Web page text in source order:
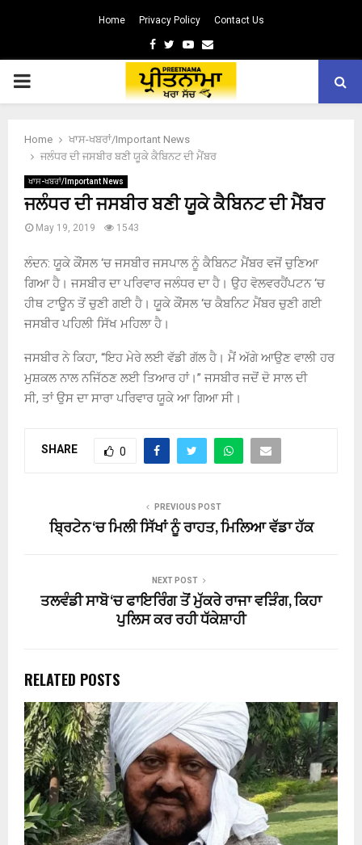
Home Privacy Policy Contact Us
Facebook
TwitterYoutube
Email
PRIMARY
Home
ਖਾਸ-ਖਬਰਾਂ/Important News
ਜਲੰਧਰ ਦੀ ਜਸਬੀਰ ਬਣੀ ਯੂਕੇ ਕੈਬਿਨਟ ਦੀ ਮੈਂਬਰ
ਖਾਸ-ਖਬਰਾਂ/Important News
ਜਲੰਧਰ ਦੀ ਜਸਬੀਰ ਬਣੀ ਯੂਕੇ ਕੈਬਿਨਟ ਦੀ ਮੈਂਬਰ
May 19, 2019 1543
ਲੰਦਨ: ਯੂਕੇ ਕੌਂਸਲ ‘ਚ ਜਸਬੀਰ ਜਸਪਾਲ ਨੂੰ ਕੈਬਿਨਟ ਮੈਂਬਰ ਵਜੋਂ ਚੁਣਿਆ
ਗਿਆ ਹੈ। ਜਸਬੀਰ ਦਾ ਪਰਿਵਾਰ ਜਲੰਧਰ ਦਾ ਹੈ। ਉਹ ਵੋਲਵਰਹੈਂਪਟਨ ‘ਚ
ਹੀਥ ਟਾਊਨ ਤੋਂ ਚੁਣੀ ਗਈ ਹੈ। ਯੂਕੇ ਕੌਂਸਲ ‘ਚ ਕੈਬਨਿਟ ਮੈਂਬਰ ਚੁਣੀ ਗਈ
ਜਸਬੀਰ ਪਹਿਲੀ ਸਿੱਖ ਮਹਿਲਾ ਹੈ।
ਜਸਬੀਰ ਨੇ ਕਿਹਾ, “ਇਹ ਮੇਰੇ ਲਈ ਵੱਡੀ ਗੱਲ ਹੈ। ਮੈਂ ਅੱਗੇ ਆਉਣ ਵਾਲੀ ਹਰ
ਮੁਸ਼ਕਲ ਨਾਲ ਨਜਿੱਠਣ ਲਈ ਤਿਆਰ ਹਾਂ।” ਜਸਬੀਰ ਜਦੋਂ ਦੋ ਸਾਲ ਦੀ
ਸੀ, ਤਾਂ ਉਸ ਦਾ ਸਾਰਾ ਪਰਿਵਾਰ ਯੂਕੇ ਆ ਗਿਆ ਸੀ।
SHARE 0
PREVIOUS POST
ਬ੍ਰਿਟੇਨ ‘ਚ ਮਿਲੀ ਸਿੱਖਾਂ ਨੂੰ ਰਾਹਤ, ਮਿਲਿਆ ਵੱਡਾ ਹੱਕ
NEXT POST
ਤਲਵੰਡੀ ਸਾਬੋ ‘ਚ ਫਾਇਰਿੰਗ ਤੋਂ ਮੁੱਕਰੇ ਰਾਜਾ ਵੜਿੰਗ, ਕਿਹਾ
ਪੁਲਿਸ ਕਰ ਰਹੀ ਧੱਕੇਸ਼ਾਹੀ
RELATED POSTS